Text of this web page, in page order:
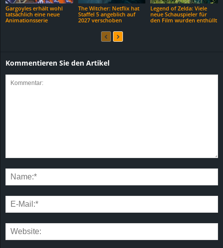
Gargoyles erhält wohl
tatsächlich eine neue
Animationsserie
The Witcher: Netflix hat
Staffel 5 angeblich auf
2027 verschoben
Legend of Zelda: Viele
neue Schauspieler für
den Film wurden enthüllt
Kommentieren Sie den Artikel